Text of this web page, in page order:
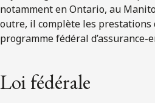
notamment en Ontario, au
outre, il complète les prestations
programme fédéral d’assurance-
Loi fédérale